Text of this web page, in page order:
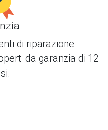
di riparazione
da garanzia di 12